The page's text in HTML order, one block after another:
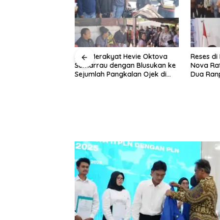
Aksi Merakyat Hevie Oktova
Sumarrau dengan Blusukan ke
Sejumlah Pangkalan Ojek di
Reses
Nova
Dua